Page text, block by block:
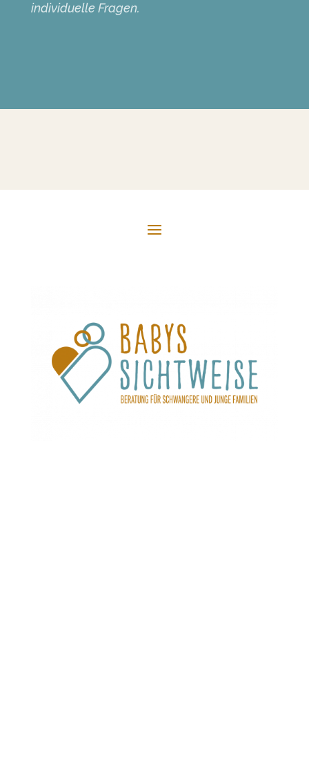
individuelle Fragen.